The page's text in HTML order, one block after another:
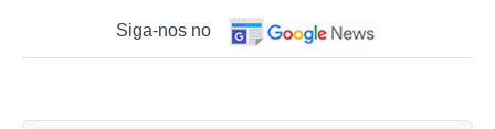
Siga-nos no